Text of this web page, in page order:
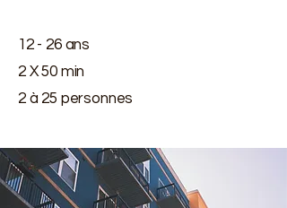
12 - 26 ans
2 X 50 min
2 à 25 personnes